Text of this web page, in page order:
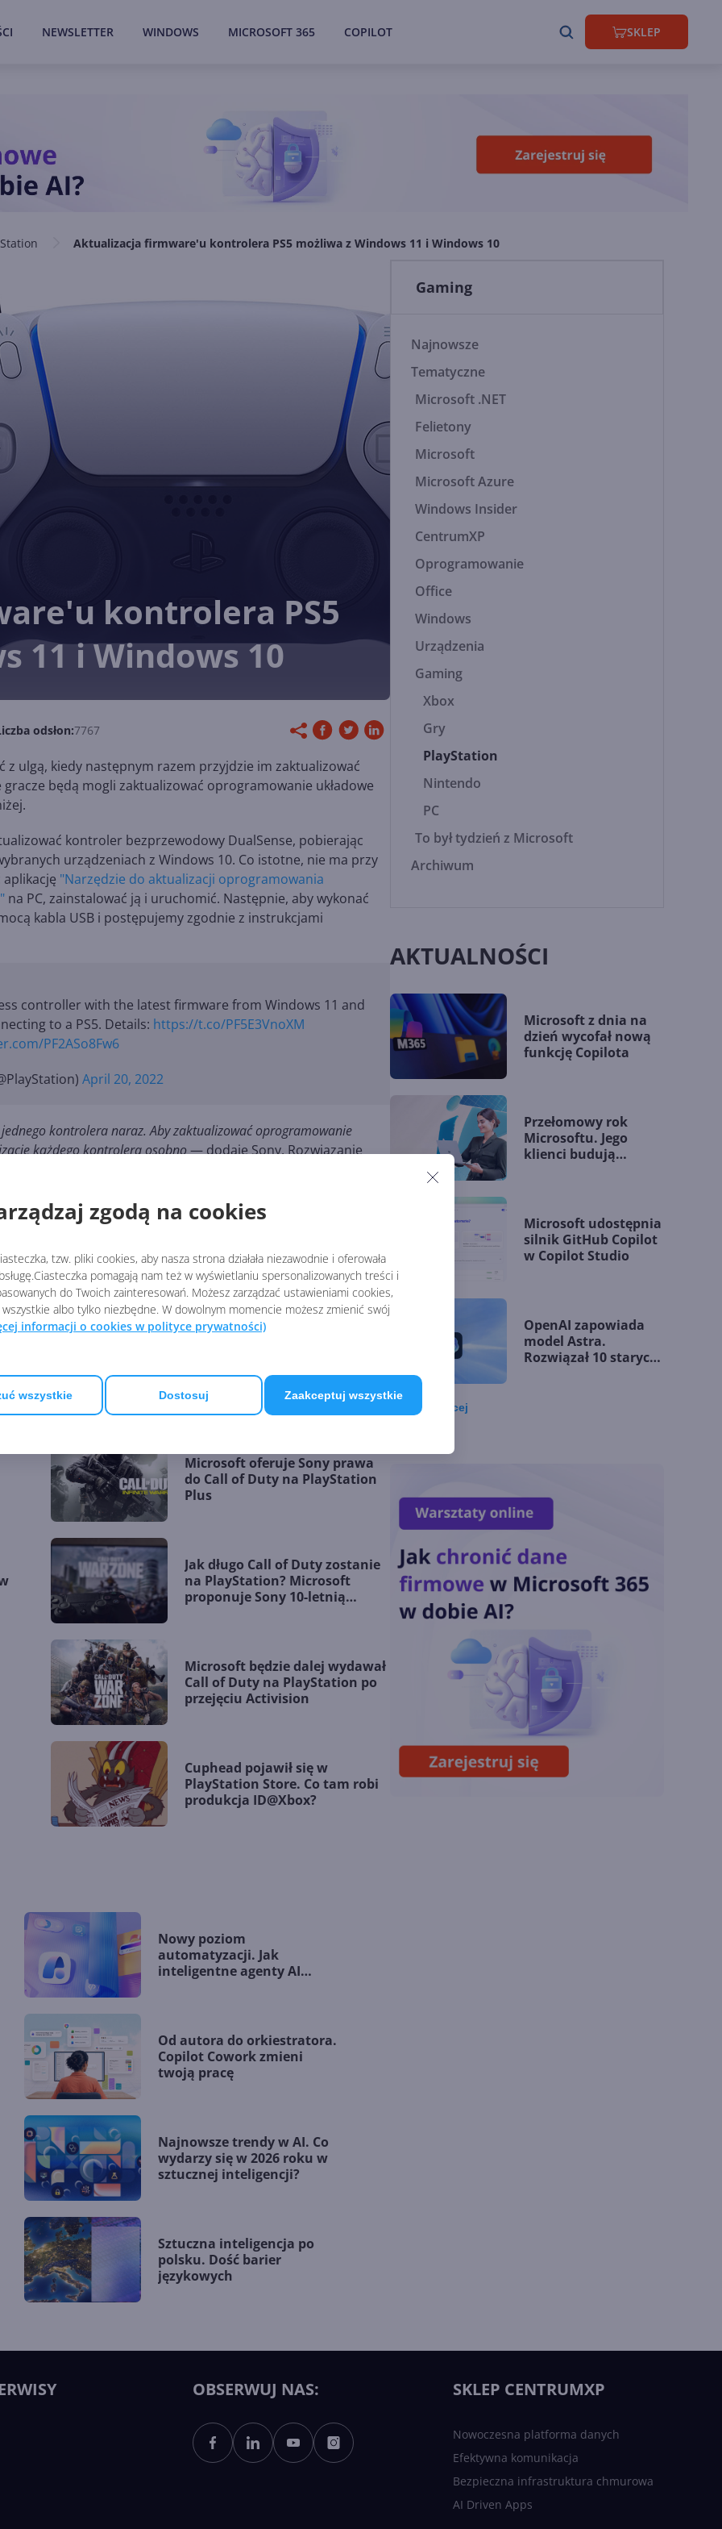
zgodą na cookies
tzw. pliki cookies, aby nasza strona działała niezawodnie i oferowała
pomagają nam też w wyświetlaniu spersonalizowanych treści i
do Twoich zainteresowań. Możesz zarządzać ustawieniami cookies,
albo tylko niezbędne. W dowolnym momencie możesz zmienić swój
informacji o cookies w polityce prywatności)
wszystkie Dostosuj Zaakceptuj wszystkie
NEWSLETTER WINDOWS MICROSOFT 365 COPILOT SKLEP
Aktualizacja firmware'u kontrolera PS5 możliwa z Windows 11 i Windows 10
kontrolera PS5
11 i Windows 10
odsłon:7767
ulgą, kiedy następnym razem przyjdzie im zaktualizować
będą mogli zaktualizować oprogramowanie układowe
kontroler bezprzewodowy DualSense, pobierając
urządzeniach z Windows 10. Co istotne, nie ma przy
aplikację "Narzędzie do aktualizacji oprogramowania
na PC, zainstalować ją i uruchomić. Następnie, aby wykonać
kabla USB i postępujemy zgodnie z instrukcjami
controller with the latest firmware from Windows 11 and
to a PS5. Details: https://t.co/PF5E3VnoXM
PF2ASo8Fw6
April 20, 2022
kontrolera naraz. Aby zaktualizować oprogramowanie
każdego kontrolera osobno— dodaje Sony. Rozwiązanie
Windows 11, minimum 10 MB pamięci, minimalną
urządzeniach z Windows 10", niemniej jednak może
tylko 64-bitowy.
Microsoft oferuje Sony prawa
do Call of Duty na PlayStation
Plus
Jak długo Call of Duty zostanie
na PlayStation? Microsoft
proponuje Sony 10-letnią
Microsoft będzie dalej wydawał
Call of Duty na PlayStation po
przejęciu Activision
Cuphead pojawił się w
PlayStation Store. Co tam robi
produkcja ID@Xbox?
Gaming
Najnowsze
Tematyczne
Microsoft .NET
Felietony
Microsoft
Microsoft Azure
Windows Insider
CentrumXP
Oprogramowanie
Office
Windows
Urządzenia
Gaming
Xbox
Gry
PlayStation
Nintendo
PC
To był tydzień z Microsoft
Archiwum
AKTUALNOŚCI
Microsoft z dnia na
dzień wycofał nową
funkcję Copilota
Przełomowy rok
Microsoftu. Jego
klienci budują
Microsoft udostępnia
silnik GitHub Copilot
w Copilot Studio
OpenAI zapowiada
model Astra.
Rozwiązał 10 starych
Lista zmian w
Microsoft 365 Copilot.
Podsumowanie lipca
2026
modeli GPT-5.6.
Odpowiedź na presję
Chin
Miliardy z AI i
chmury. Microsoft
ogłasza znakomite
wyniki i
Zobacz więcej
Nowy poziom
automatyzacji. Jak
inteligentne agenty AI
Od autora do orkiestratora.
Copilot Cowork zmieni
twoją pracę
Najnowsze trendy w AI. Co
wydarzy się w 2026 roku w
sztucznej inteligencji?
Sztuczna inteligencja po
polsku. Dość barier
językowych
OBSERWUJ NAS: SKLEP CENTRUMXP
Nowoczesna platforma danych
Efektywna komunikacja
Bezpieczna infrastruktura chmurowa
AI Driven Apps